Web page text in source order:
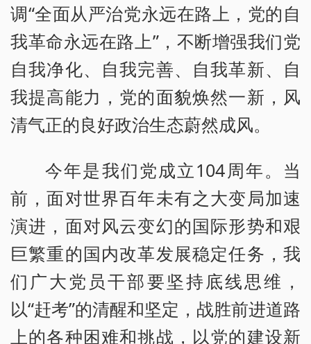
调“全面从严治党永远在路上，党的自
我革命永远在路上”，不断增强我们党
自我净化、自我完善、自我革新、自
我提高能力，党的面貌焕然一新，风
清气正的良好政治生态蔚然成风。
今年是我们党成立104周年。当
前，面对世界百年未有之大变局加速
演进，面对风云变幻的国际形势和艰
巨繁重的国内改革发展稳定任务，我
们广大党员干部要坚持底线思维，
以“赶考”的清醒和坚定，战胜前进道路
上的各种困难和挑战，以党的建设新